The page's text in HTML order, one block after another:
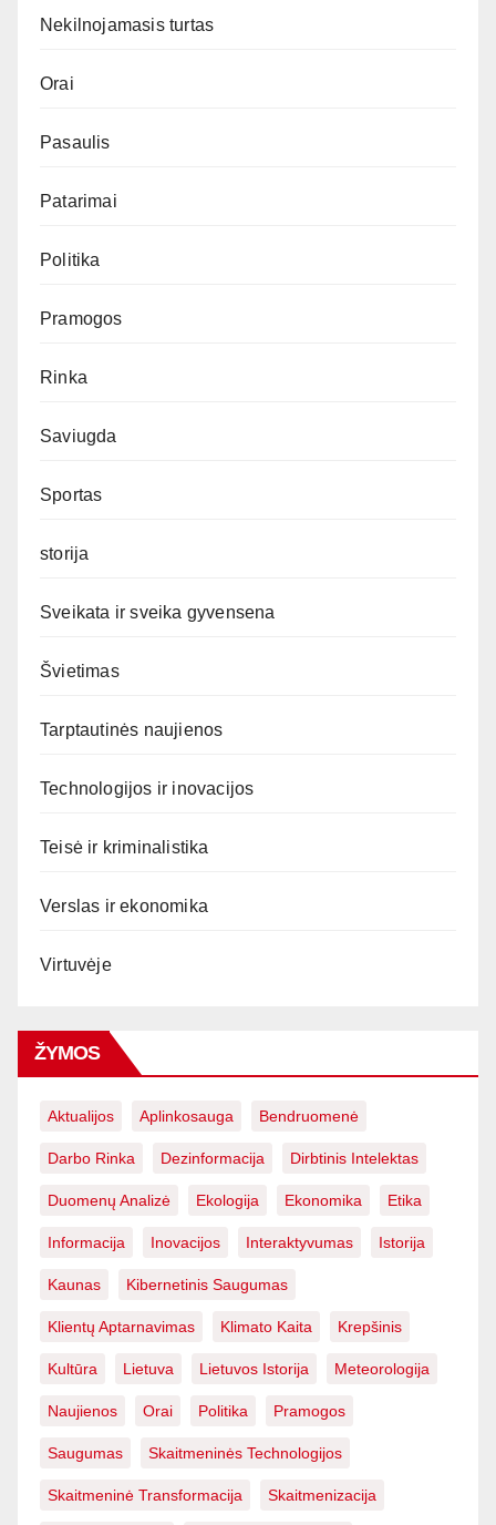
Nekilnojamasis turtas
Orai
Pasaulis
Patarimai
Politika
Pramogos
Rinka
Saviugda
Sportas
storija
Sveikata ir sveika gyvensena
Švietimas
Tarptautinės naujienos
Technologijos ir inovacijos
Teisė ir kriminalistika
Verslas ir ekonomika
Virtuvėje
ŽYMOS
Aktualijos Aplinkosauga Bendruomenė
Darbo Rinka Dezinformacija Dirbtinis Intelektas
Duomenų Analizė Ekologija Ekonomika Etika
Informacija Inovacijos Interaktyvumas Istorija
Kaunas Kibernetinis Saugumas
Klientų Aptarnavimas Klimato Kaita Krepšinis
Kultūra Lietuva Lietuvos Istorija Meteorologija
Naujienos Orai Politika Pramogos
Saugumas Skaitmeninės Technologijos
Skaitmeninė Transformacija Skaitmenizacija